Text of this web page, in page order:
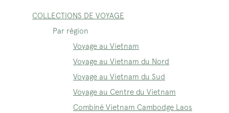
COLLECTIONS DE VOYAGE
Par région
Voyage au Vietnam
Voyage au Vietnam du Nord
Voyage au Vietnam du Sud
Voyage au Centre du Vietnam
Combiné Vietnam Cambodge Laos